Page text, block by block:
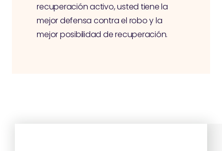
recuperación activo, usted tiene la
mejor defensa contra el robo y la
mejor posibilidad de recuperación.